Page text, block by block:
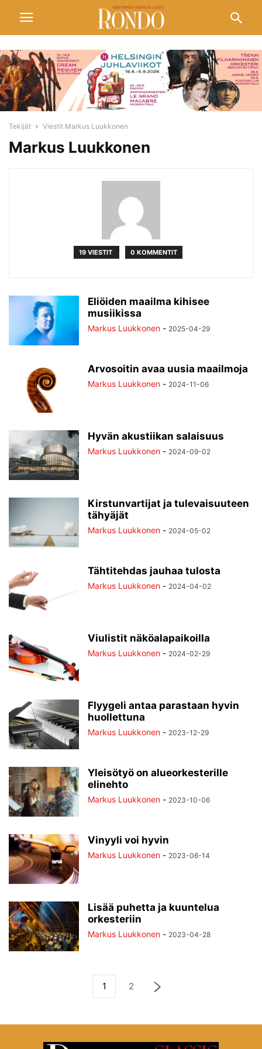
Tekijät Viestit Markus Luukkonen
Markus Luukkonen
19 VIESTIT 0 KOMMENTIT
Eliöiden maailma kihisee
musiikissa
Markus Luukkonen - 2025-04-29
Arvosoitin avaa uusia maailmoja
Markus Luukkonen - 2024-11-06
Hyvän akustiikan salaisuus
Markus Luukkonen - 2024-09-02
Kirstunvartijat ja tulevaisuuteen
tähyäjät
Markus Luukkonen - 2024-05-02
Tähtitehdas jauhaa tulosta
Markus Luukkonen - 2024-04-02
Viulistit näköalapaikoilla
Markus Luukkonen - 2024-02-29
Flyygeli antaa parastaan hyvin
huollettuna
Markus Luukkonen - 2023-12-29
Yleisötyö on alueorkesterille
elinehto
Markus Luukkonen - 2023-10-06
Vinyyli voi hyvin
Markus Luukkonen - 2023-06-14
Lisää puhetta ja kuuntelua
orkesteriin
Markus Luukkonen - 2023-04-28
1 2